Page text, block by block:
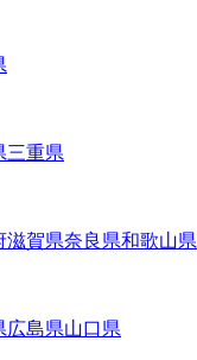
三重県
滋賀県奈良県和歌山県
広島県山口県